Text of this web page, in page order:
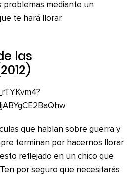
problemas mediante un
te hará llorar.
las
que hablan sobre guerra y
terminan por hacernos llorar
reflejado en un chico que
por seguro que necesitarás